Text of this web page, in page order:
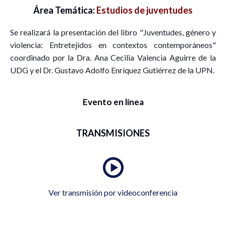
Área Temática:Estudios de juventudes
Se realizará la presentación del libro "Juventudes, género y
violencia: Entretejidos en contextos contemporáneos"
coordinado por la Dra. Ana Cecilia Valencia Aguirre de la
UDG y el Dr. Gustavo Adolfo Enríquez Gutiérrez de la UPN.
Evento en línea
TRANSMISIONES
Ver transmisión por videoconferencia